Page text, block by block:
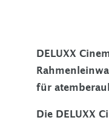
DELUXX
für
Die DELUXX